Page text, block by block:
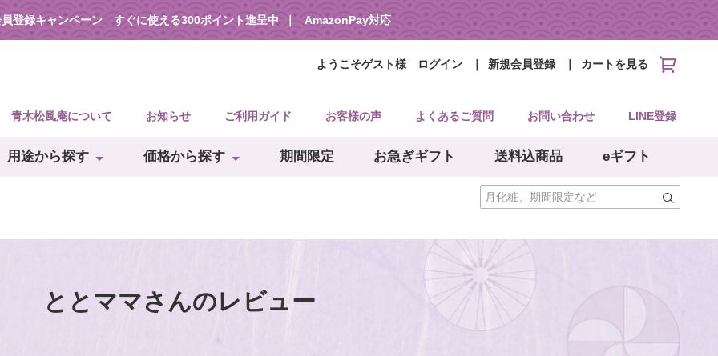
登録キャンペーン すぐに使える300ポイント進呈中 AmazonPay対応
ようこそゲスト様 ログイン 新規会員登録 カートを見る
青木松風庵について お知らせ ご利用ガイド お客様の声 よくあるご質問 お問い合わせ LINE登録
用途から探す 価格から探す 期間限定 お急ぎギフト 送料込商品 eギフト
ととママさんのレビュー